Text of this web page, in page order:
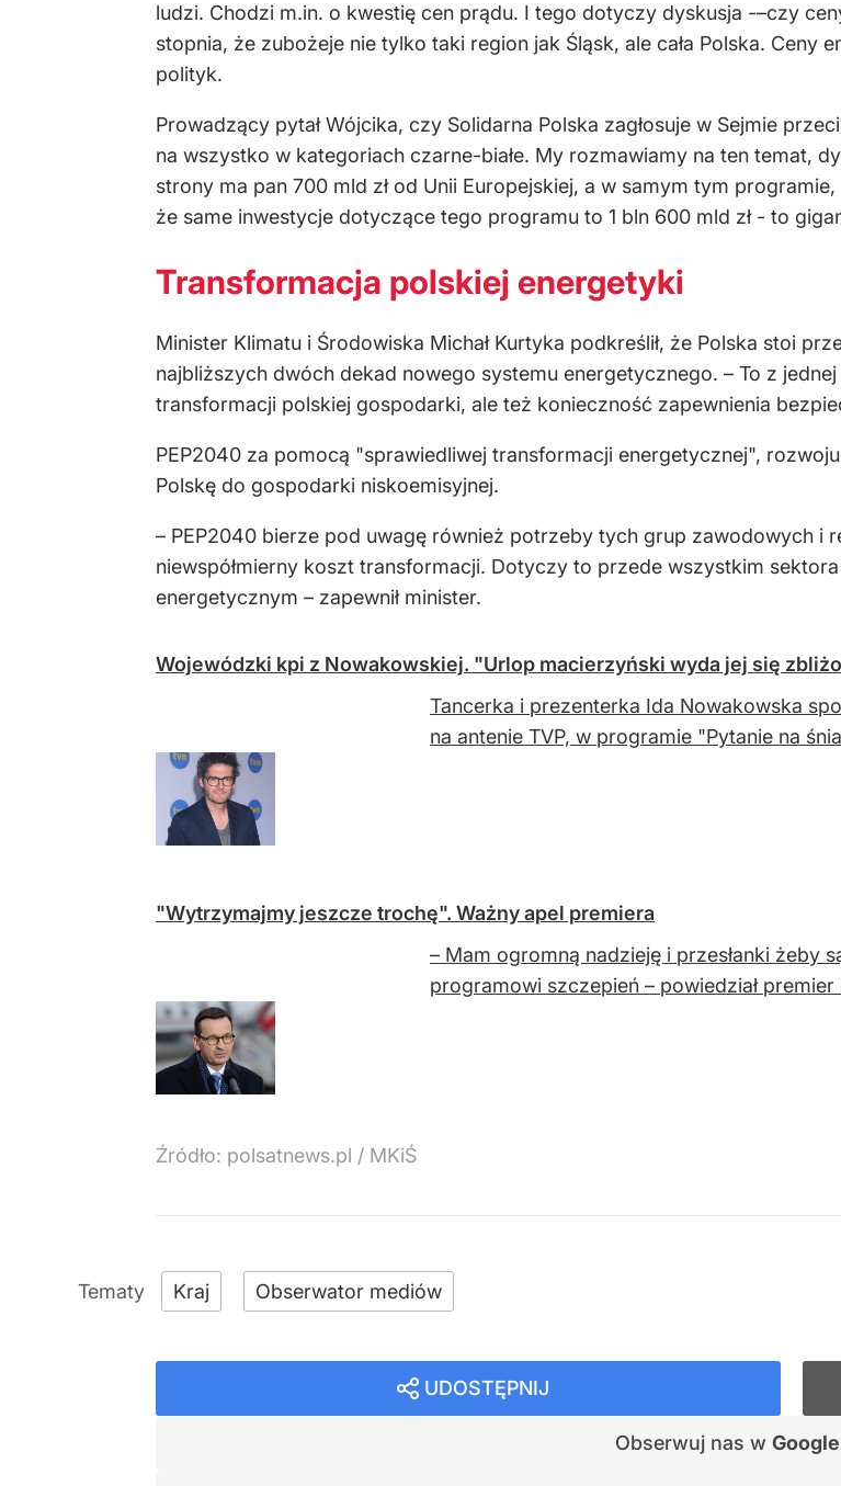
ludzi. Chodzi m.in. o kwestię cen prądu. I tego dotyczy dyskusja -–czy
stopnia, że zubożeje nie tylko taki region jak Śląsk, ale cała Polska. Ceny
polityk.
Prowadzący pytał Wójcika, czy Solidarna Polska zagłosuje w Sejmie
na wszystko w kategoriach czarne-białe. My rozmawiamy na ten temat,
strony ma pan 700 mld zł od Unii Europejskiej, a w samym tym
że same inwestycje dotyczące tego programu to 1 bln 600 mld zł - to
Transformacja polskiej energetyki
Minister Klimatu i Środowiska Michał Kurtyka podkreślił, że Polska stoi
najbliższych dwóch dekad nowego systemu energetycznego. – To z
transformacji polskiej gospodarki, ale też konieczność zapewnienia
PEP2040 za pomocą "sprawiedliwej transformacji energetycznej",
Polskę do gospodarki niskoemisyjnej.
– PEP2040 bierze pod uwagę również potrzeby tych grup zawodowych i
niewspółmierny koszt transformacji. Dotyczy to przede wszystkim
energetycznym – zapewnił minister.
Wojewódzki kpi z Nowakowskiej. "Urlop macierzyński wyda jej się
Tancerka i prezenterka Ida Nowakowska
na antenie TVP, w programie "Pytanie na
"Wytrzymajmy jeszcze trochę". Ważny apel premiera
– Mam ogromną nadzieję i przesłanki żeby
programowi szczepień – powiedział
Źródło: polsatnews.pl / MKiŚ
Kraj Obserwator mediów
UDOSTĘPNIJ
Obserwuj nas w